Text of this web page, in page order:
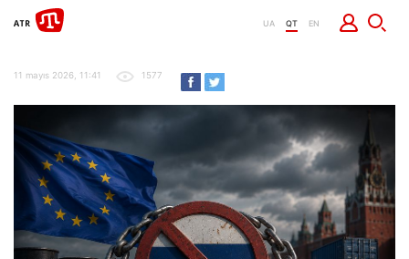
UA QT EN
11 mayıs 2026, 11:41 1577